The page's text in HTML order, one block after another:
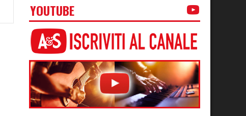
YOUTUBE